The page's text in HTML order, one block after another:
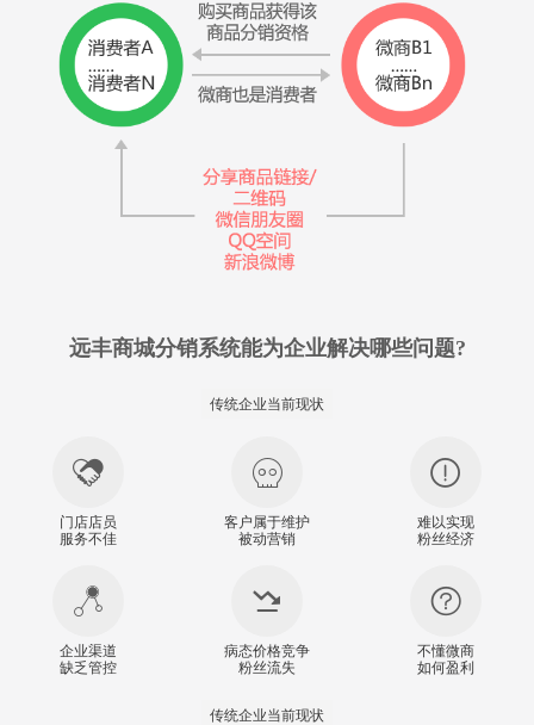
远丰商城分销系统能为企业解决哪些问题?
传统企业当前现状
门店店员
服务不佳
客户属于维护
被动营销
难以实现
粉丝经济
企业渠道
缺乏管控
病态价格竞争
粉丝流失
不懂微商
如何盈利
传统企业当前现状